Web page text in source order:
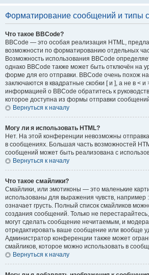
Форматирование сообщений и типы
Что такое BBCode?
BBCode — это особая реализация HTML,
возможности по форматированию отдельных
Возможность использования BBCode
однако BBCode также может быть отключён на
форме для его отправки. BBCode очень похож
заключаются в квадратные скобки [ и ], а не в <
информацией о BBCode обратитесь к
которое доступна из формы отправки
Вернуться к началу
Могу ли я использовать HTML?
Нет. На этой конференции невозможны
в сообщениях. Большая часть возможностей
сообщений может быть реализована с
Вернуться к началу
Что такое смайлики?
Смайлики, или эмотиконы — это маленькие
использованы для выражения чувств, например
означает грусть. Полный список смайликов
создания сообщений. Только не
могут сделать сообщение нечитаемым, и
отредактировать ваше сообщение или вообще
Администратор конференции также может
смайликов, которое можно использовать в
Вернуться к началу